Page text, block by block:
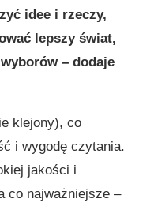
idee i rzeczy,
lepszy świat,
– dodaje
klejony), co
i wygodę czytania.
jakości i
co najważniejsze –